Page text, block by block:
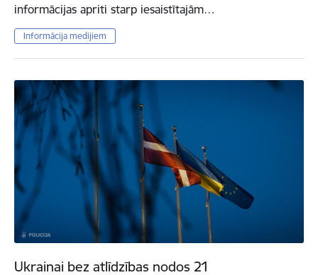
informācijas apriti starp iesaistītajām…
Informācija medijiem
Ukrainai bez atlīdzības nodos 21